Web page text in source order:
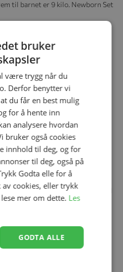
til barnet er 9 kilo. Newborn Set
spisebordet og nyter måltider
og fotbrett sikrer god støtte
kan holde en voksen på opptil
bruker
være trygg når du
Derfor benytter vi
du får en best mulig
for å hente inn
analysere hvordan
bruker også cookies
innhold til deg, og for
til deg, også på
Godta elle for å
cookies, eller trykk
mer om dette. Les
GODTA ALLE